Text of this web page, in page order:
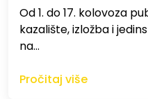
Od 1. do 17. kolovoza
kazalište, izložba i
na…
Pročitaj više